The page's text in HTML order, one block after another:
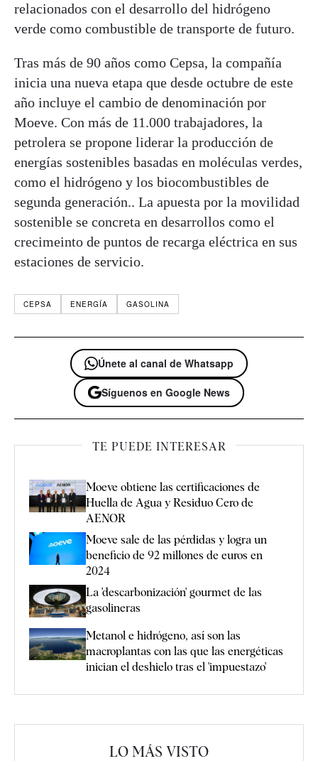
relacionados con el desarrollo del hidrógeno
verde como combustible de transporte de futuro.
Tras más de 90 años como Cepsa, la compañía
inicia una nueva etapa que desde octubre de este
año incluye el cambio de denominación por
Moeve. Con más de 11.000 trabajadores, la
petrolera se propone liderar la producción de
energías sostenibles basadas en moléculas verdes,
como el hidrógeno y los biocombustibles de
segunda generación.. La apuesta por la movilidad
sostenible se concreta en desarrollos como el
crecimeinto de puntos de recarga eléctrica en sus
estaciones de servicio.
CEPSA ENERGÍA GASOLINA
Únete al canal de Whatsapp
Síguenos en Google News
TE PUEDE INTERESAR
Moeve obtiene las certificaciones de
Huella de Agua y Residuo Cero de
AENOR
Moeve sale de las pérdidas y logra un
beneficio de 92 millones de euros en
2024
La 'descarbonización' gourmet de las
gasolineras
Metanol e hidrógeno, así son las
macroplantas con las que las energéticas
inician el deshielo tras el 'impuestazo'
LO MÁS VISTO